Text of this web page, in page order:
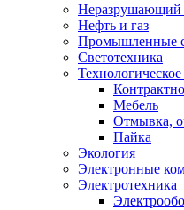
Неразрушающий
Нефть и газ
Промышленные
Светотехника
Мебель
Отмывка,
Пайка
Экология
Электронные
Электротехника